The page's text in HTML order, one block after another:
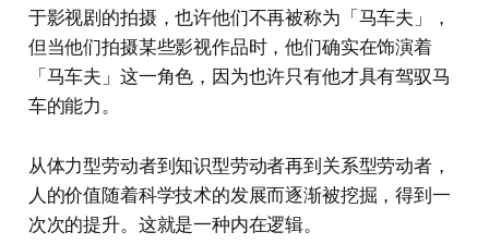
于影视剧的拍摄，也许他们不再被称为「马车夫」，
但当他们拍摄某些影视作品时，他们确实在饰演着
「马车夫」这一角色，因为也许只有他才具有驾驭马
车的能力。
从体力型劳动者到知识型劳动者再到关系型劳动者，
人的价值随着科学技术的发展而逐渐被挖掘，得到一
次次的提升。这就是一种内在逻辑。